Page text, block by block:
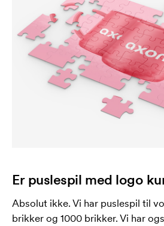
Er puslespil med logo
Absolut ikke. Vi har puslespil til
brikker og 1000 brikker. Vi har